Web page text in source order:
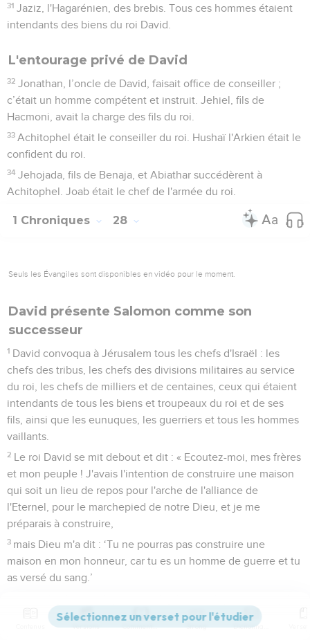
31 Jaziz, l'Hagarénien, des brebis. Tous ces hommes étaient
intendants des biens du roi David.
L'entourage privé de David
32 Jonathan, l’oncle de David, faisait office de conseiller ;
c’était un homme compétent et instruit. Jehiel, fils de
Hacmoni, avait la charge des fils du roi.
33 Achitophel était le conseiller du roi. Hushaï l'Arkien était le
confident du roi.
34 Jehojada, fils de Benaja, et Abiathar succédèrent à
Achitophel. Joab était le chef de l'armée du roi.
1 Chroniques 28
Seuls les Évangiles sont disponibles en vidéo pour le moment.
David présente Salomon comme son
successeur
1 David convoqua à Jérusalem tous les chefs d'Israël : les
chefs des tribus, les chefs des divisions militaires au service
du roi, les chefs de milliers et de centaines, ceux qui étaient
intendants de tous les biens et troupeaux du roi et de ses
fils, ainsi que les eunuques, les guerriers et tous les hommes
vaillants.
2 Le roi David se mit debout et dit : « Ecoutez-moi, mes frères
et mon peuple ! J'avais l'intention de construire une maison
qui soit un lieu de repos pour l'arche de l'alliance de
l'Eternel, pour le marchepied de notre Dieu, et je me
préparais à construire,
3 mais Dieu m'a dit : ‘Tu ne pourras pas construire une
maison en mon honneur, car tu es un homme de guerre et tu
as versé du sang.’
de mon père pour que je sois à toujours le roi d'Israël. Oui, il
a choisi Juda pour chef, dans la tribu de Juda il a choisi la
Versions Commentaires Strong